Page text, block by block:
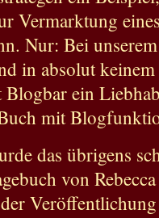
Vermarktung
Nur: Bei
in absolut
ein
mit
das übrigens
von